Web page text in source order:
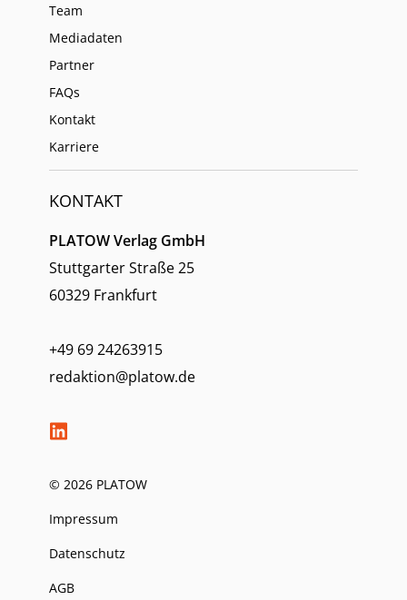
Team
Mediadaten
Partner
FAQs
Kontakt
Karriere
KONTAKT
PLATOW Verlag GmbH
Stuttgarter Straße 25
60329 Frankfurt
+49 69 24263915
redaktion@platow.de
© 2026 PLATOW
Impressum
Datenschutz
AGB